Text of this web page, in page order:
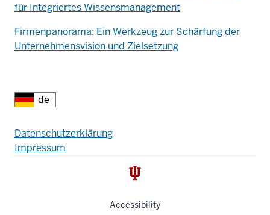
für Integriertes Wissensmanagement
Firmenpanorama: Ein Werkzeug zur Schärfung der
Unternehmensvision und Zielsetzung
Additional
resources
Fußzeile
Datenschutzerklärung
Impressum
Accessibility